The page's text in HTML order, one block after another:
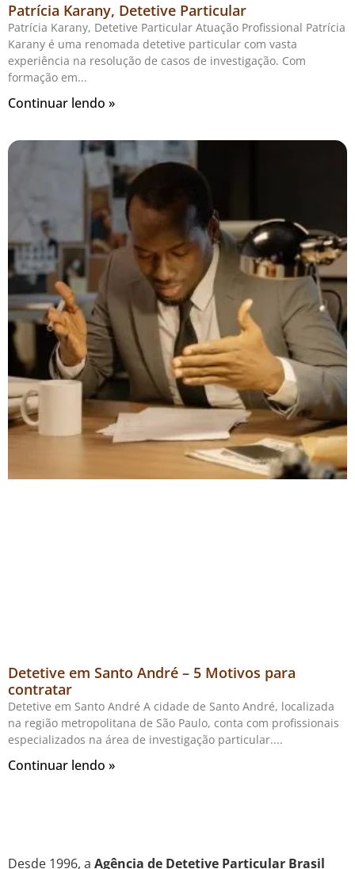
Patrícia Karany, Detetive Particular
Patrícia Karany, Detetive Particular Atuação Profissional Patrícia
Karany é uma renomada detetive particular com vasta
experiência na resolução de casos de investigação. Com
formação em
Continuar lendo »
Detetive em Santo André – 5 Motivos para
contratar
Detetive em Santo André A cidade de Santo André, localizada
na região metropolitana de São Paulo, conta com profissionais
especializados na área de investigação particular.
Continuar lendo »
Desde 1996, a Agência de Detetive Particular Brasil